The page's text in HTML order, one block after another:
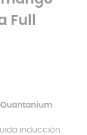
Full
inducción